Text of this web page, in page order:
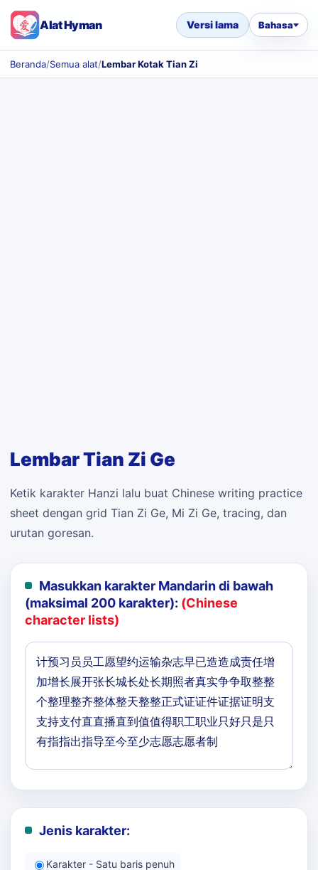
Alat Hyman Versi lama Bahasa
Beranda/Semua alat/Lembar Kotak Tian Zi
Lembar Tian Zi Ge
Ketik karakter Hanzi lalu buat Chinese writing practice
sheet dengan grid Tian Zi Ge, Mi Zi Ge, tracing, dan
urutan goresan.
Masukkan karakter Mandarin di bawah
(maksimal 200 karakter): (Chinese
character lists)
Jenis karakter:
Karakter - Satu baris penuh